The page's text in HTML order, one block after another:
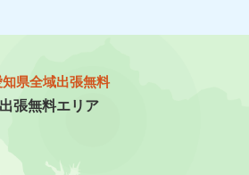
県全域出張無料
出張無料エリア